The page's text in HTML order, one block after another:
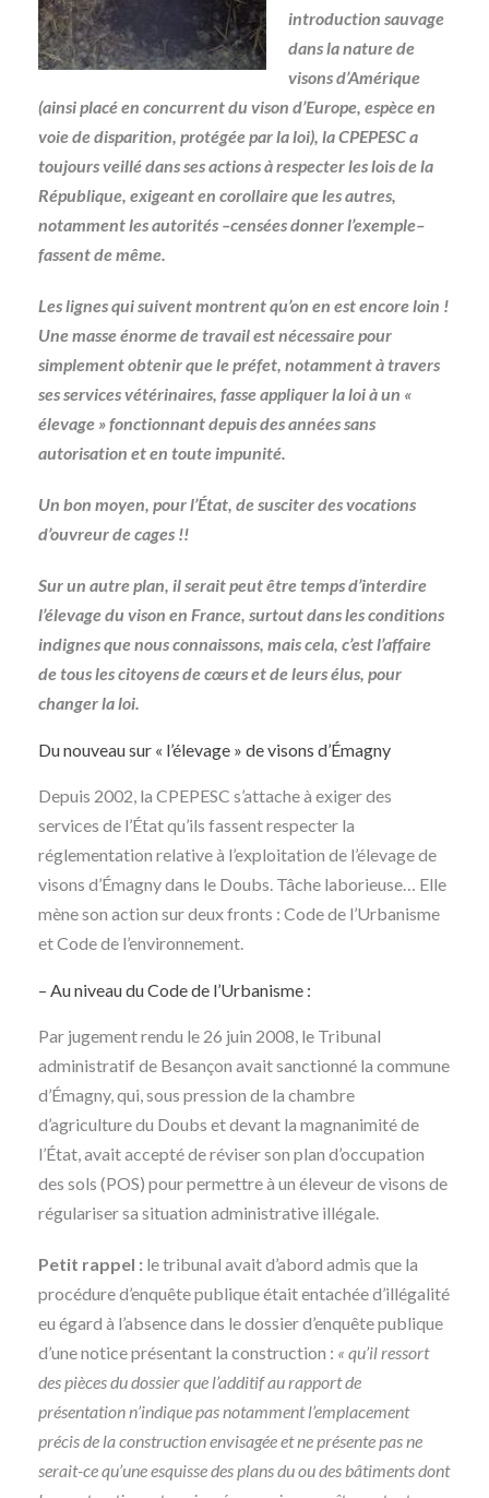
introduction sauvage
dans la nature de
visons d’Amérique
(ainsi placé en concurrent du vison d’Europe, espèce en
voie de disparition, protégée par la loi), la CPEPESC a
toujours veillé dans ses actions à respecter les lois de la
République, exigeant en corollaire que les autres,
notamment les autorités –censées donner l’exemple–
fassent de même.
Les lignes qui suivent montrent qu’on en est encore loin !
Une masse énorme de travail est nécessaire pour
simplement obtenir que le préfet, notamment à travers
ses services vétérinaires, fasse appliquer la loi à un «
élevage » fonctionnant depuis des années sans
autorisation et en toute impunité.
Un bon moyen, pour l’État, de susciter des vocations
d’ouvreur de cages !!
Sur un autre plan, il serait peut être temps d’interdire
l’élevage du vison en France, surtout dans les conditions
indignes que nous connaissons, mais cela, c’est l’affaire
de tous les citoyens de cœurs et de leurs élus, pour
changer la loi.
Du nouveau sur « l’élevage » de visons d’Émagny
Depuis 2002, la CPEPESC s’attache à exiger des
services de l’État qu’ils fassent respecter la
réglementation relative à l’exploitation de l’élevage de
visons d’Émagny dans le Doubs. Tâche laborieuse… Elle
mène son action sur deux fronts : Code de l’Urbanisme
et Code de l’environnement.
– Au niveau du Code de l’Urbanisme :
Par jugement rendu le 26 juin 2008, le Tribunal
administratif de Besançon avait sanctionné la commune
d’Émagny, qui, sous pression de la chambre
d’agriculture du Doubs et devant la magnanimité de
l’État, avait accepté de réviser son plan d’occupation
des sols (POS) pour permettre à un éleveur de visons de
régulariser sa situation administrative illégale.
Petit rappel : le tribunal avait d’abord admis que la
procédure d’enquête publique était entachée d’illégalité
eu égard à l’absence dans le dossier d’enquête publique
d’une notice présentant la construction : « qu’il ressort
des pièces du dossier que l’additif au rapport de
présentation n’indique pas notamment l’emplacement
précis de la construction envisagée et ne présente pas ne
serait-ce qu’une esquisse des plans du ou des bâtiments dont